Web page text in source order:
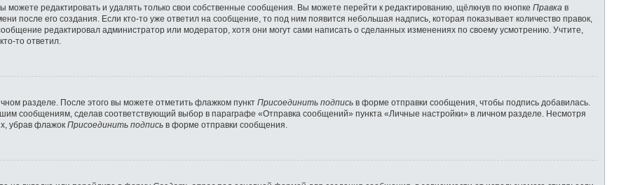
редактировать и удалять только свои собственные сообщения. Вы можете перейти к редактированию, щёлкнув по кнопке Правка в
после его создания. Если кто-то уже ответил на сообщение, то под ним появится небольшая надпись, которая показывает количество правок,
редактировал администратор или модератор, хотя они могут сами написать о сделанных изменениях по своему усмотрению. Учтите,
то ответил.
разделе. После этого вы можете отметить флажком пункт Присоединить подпись в форме отправки сообщения, чтобы подпись добавилась.
сообщениям, сделав соответствующий выбор в параграфе «Отправка сообщений» пункта «Личные настройки» в личном разделе. Несмотря
убрав флажок Присоединить подпись в форме отправки сообщения.